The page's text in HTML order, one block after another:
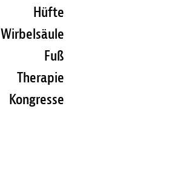
Hüfte
Wirbelsäule
Fuß
Therapie
Kongresse